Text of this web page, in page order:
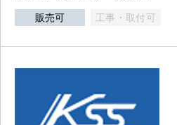
販売可 工事・取付可